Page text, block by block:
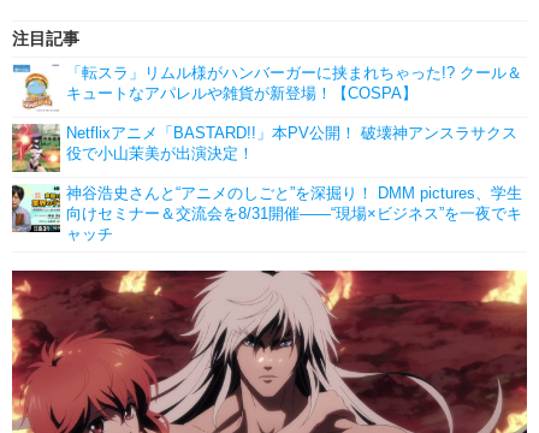
注目記事
「転スラ」リムル様がハンバーガーに挟まれちゃった!? クール＆
キュートなアパレルや雑貨が新登場！【COSPA】
Netflixアニメ「BASTARD!!」本PV公開！ 破壊神アンスラサクス
役で小山茉美が出演決定！
神谷浩史さんと“アニメのしごと”を深掘り！ DMM pictures、学生
向けセミナー＆交流会を8/31開催――“現場×ビジネス”を一夜でキ
ャッチ